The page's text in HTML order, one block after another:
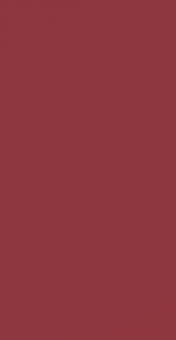
son dossier
en basse
personnel